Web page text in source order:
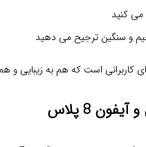
می کنید
و سنگین ترجیح می دهید